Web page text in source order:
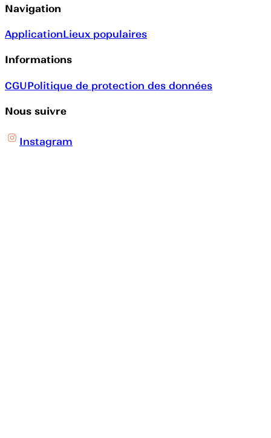
Navigation
ApplicationLieux populaires
Informations
CGUPolitique de protection des données
Nous suivre
Instagram